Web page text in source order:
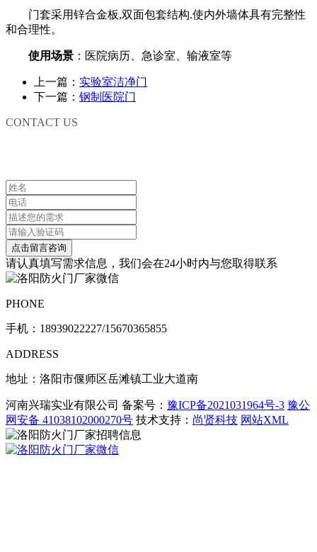
门套采用锌合金板,双面包套结构.使内外墙体具有完整性
和合理性。
使用场景 ：医院病历、急诊室、输液室等
上一篇： 实验室洁净门
下一篇： 钢制医院门
CONTACT US
请认真填写需求信息，我们会在24小时内与您取得联系
PHONE
手机： 18939022227/15670365855
ADDRESS
地址：洛阳市偃师区岳滩镇工业大道南
河南兴瑞实业有限公司 备案号： 豫ICP备2021031964号-3 豫公
网安备 41038102000270号 技术支持： 尚贤科技 网站XML